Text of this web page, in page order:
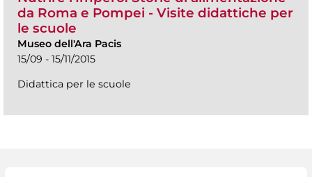
da Roma e Pompei - Visite didattiche per
le scuole
Museo dell'Ara Pacis
15/09 - 15/11/2015
Didattica per le scuole